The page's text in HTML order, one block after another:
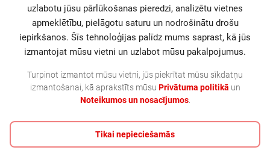
Platums 47mm
Garums 47mm
Svars 0.027kg
uzlabotu jūsu pārlūkošanas pieredzi, analizētu vietnes
apmeklētību, pielāgotu saturu un nodrošinātu drošu
iepirkšanos. Šīs tehnoloģijas palīdz mums saprast, kā jūs
izmantojat mūsu vietni un uzlabot mūsu pakalpojumus.
Turpinot izmantot mūsu vietni, jūs piekrītat mūsu sīkdatņu
izmantošanai, kā aprakstīts mūsu Privātuma politikā un
Noteikumos un nosacījumos.
Tikai nepieciešamās